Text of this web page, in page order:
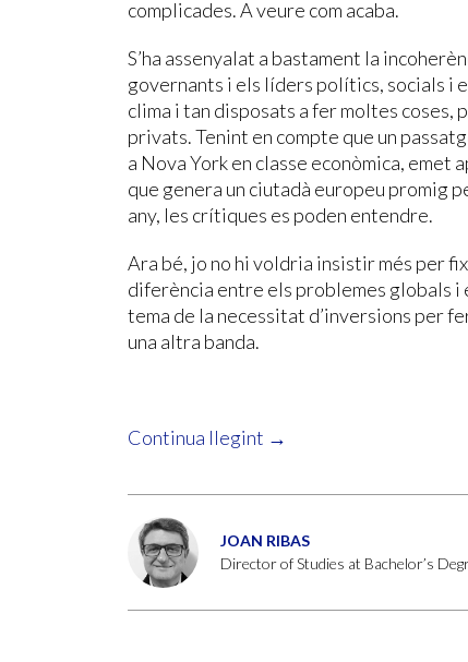
complicades. A veure com acaba.
S’ha assenyalat a bastament la
governants i els líders polítics, socials i
clima i tan disposats a fer moltes coses,
privats. Tenint en compte que un
a Nova York en classe econòmica, emet
que genera un ciutadà europeu promig
any, les crítiques es poden entendre.
Ara bé, jo no hi voldria insistir més per
diferència entre els problemes globals i
tema de la necessitat d’inversions per
una altra banda.
Continua llegint →
JOAN RIBAS
Director of Studies at Bachelor’s